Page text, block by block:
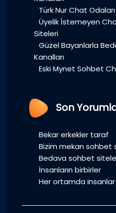
Türk Nur Chat Odaları
Üyelik İstemeyen
Siteleri
Güzel Bayanlarla
Kanalları
Eski Mynet Sohbet
Son
Bekar erkekler taraf
Bizim mekan sohbet
Bedava sohbet sitele
İnsanların birbirler
Her ortamda insanlar